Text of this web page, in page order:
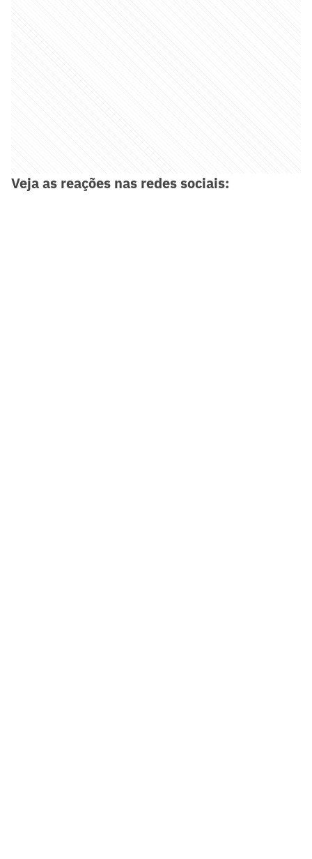
Veja as reações nas redes sociais: